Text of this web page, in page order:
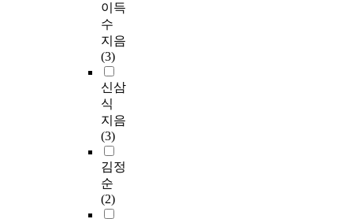
이득
수
지음
(3)
신삼
식
지음
(3)
김정
순
(2)